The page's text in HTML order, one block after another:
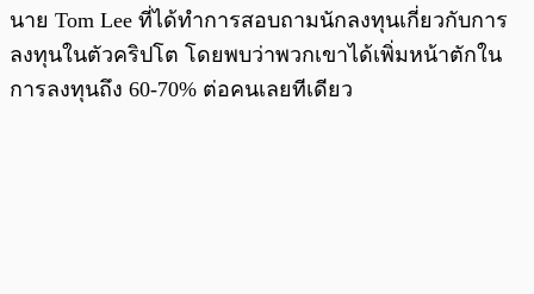
นาย Tom Lee ที่ได้ทำการสอบถามนักลงทุนเกี่ยวกับการ
ลงทุนในตัวคริปโต โดยพบว่าพวกเขาได้เพิ่มหน้าตักใน
การลงทุนถึง 60-70% ต่อคนเลยทีเดียว